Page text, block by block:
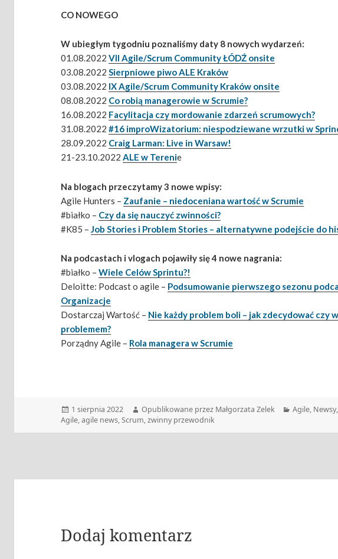
CO NOWEGO
W ubiegłym tygodniu poznaliśmy daty 8 nowych wydarzeń:
01.08.2022VII Agile/Scrum Community ŁÓDŹ onsite
03.08.2022Sierpniowe piwo ALE Kraków
03.08.2022 IX Agile/Scrum Community Kraków onsite
08.08.2022 Co robią managerowie w Scrumie?
16.08.2022 Facylitacja czy mordowanie zdarzeń scrumowych?
31.08.2022#16 improWizatorium: niespodziewane wrzutki w
28.09.2022 Craig Larman: Live in Warsaw!
21-23.10.2022ALE w Terenie
Na blogach przeczytamy 3 nowe wpisy:
Agile Hunters – Zaufanie – niedoceniana wartość w Scrumie
#białko – Czy da się nauczyć zwinności?
#K85 –Job Stories i Problem Stories – alternatywne podejście do
Na podcastach i vlogach pojawiły się 4 nowe nagrania:
#białko –Wiele Celów Sprintu?!
Deloitte: Podcast o agile – Podsumowanie pierwszego sezonu
Organizacje
Dostarczaj Wartość – Nie każdy problem boli – jak zdecydować czy
problemem?
Porządny Agile – Rola managera w Scrumie
Data
publikacji
1 sierpnia 2022 Autor
Opublikowane przez Małgorzata Zelek Kategorie
Agile, Newsy
Agile,agile news,Scrum,zwinny przewodnik
Dodaj komentarz